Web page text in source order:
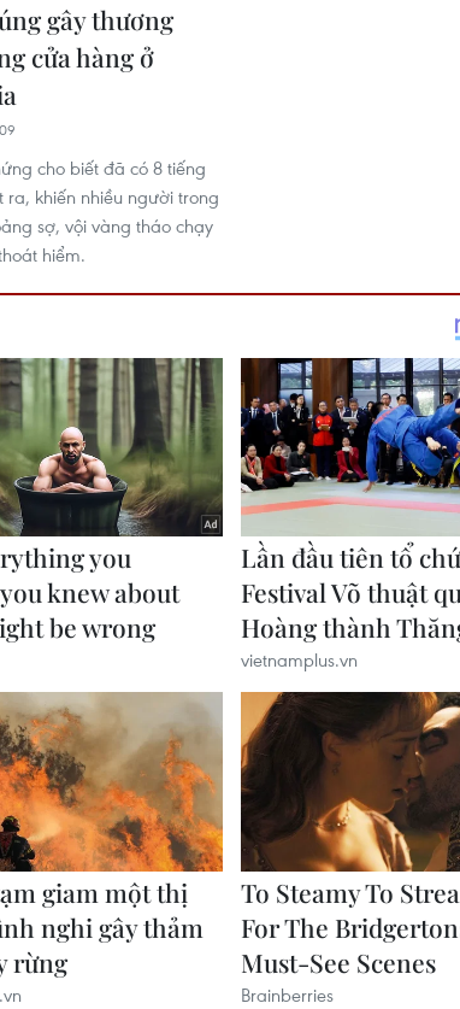
gây thương
cửa hàng ở
cho biết đã có 8 tiếng
ra, khiến nhiều người trong
sợ, vội vàng tháo chạy
hiểm.